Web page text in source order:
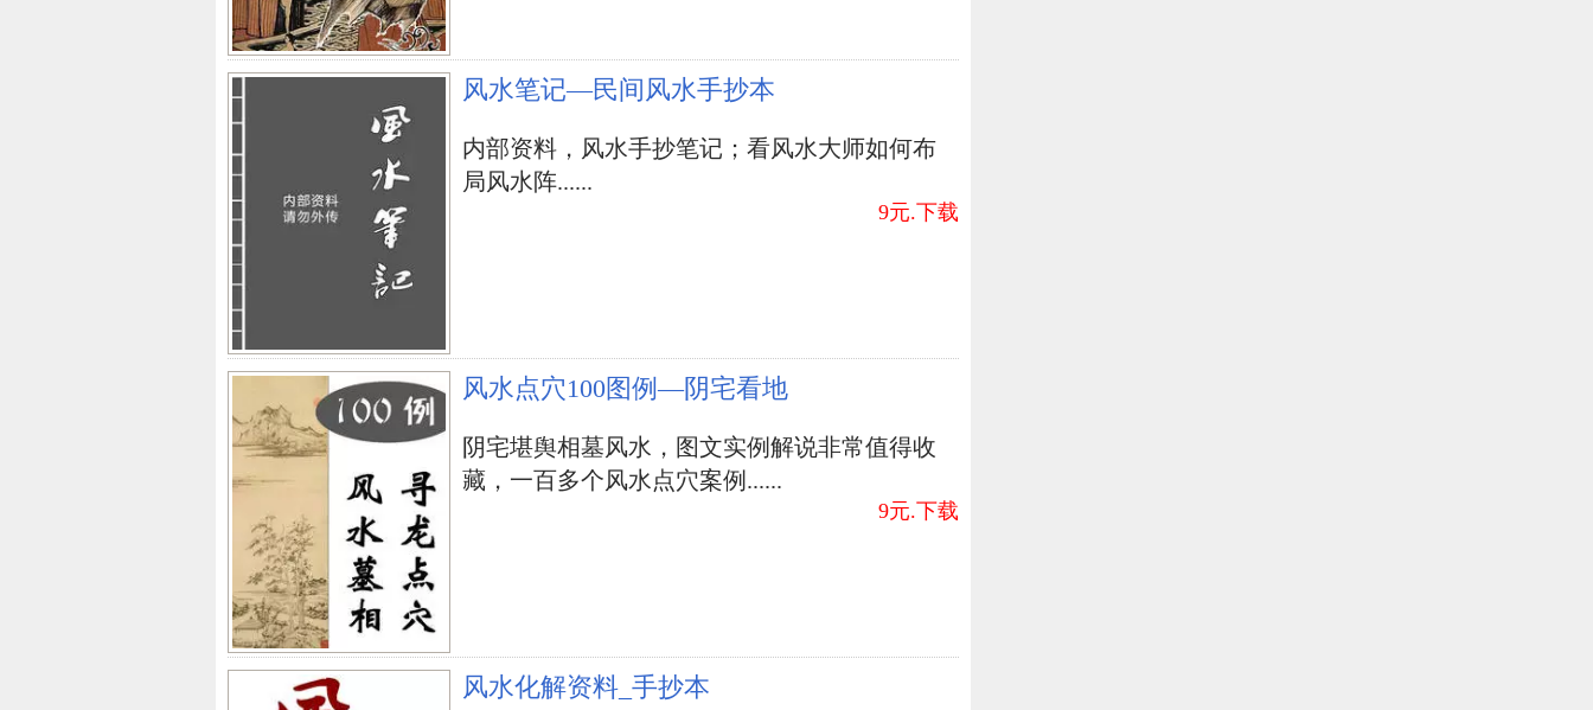
风水笔记—民间风水手抄本
内部资料，风水手抄笔记；看风水大师如何布
局风水阵......
9元.下载
风水点穴100图例—阴宅看地
阴宅堪舆相墓风水，图文实例解说非常值得收
藏，一百多个风水点穴案例......
9元.下载
风水化解资料_手抄本